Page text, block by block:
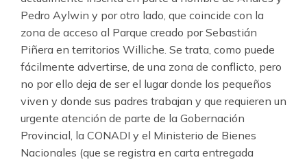
Pedro Aylwin y por otro lado, que coincide con la
zona de acceso al Parque creado por Sebastián
Piñera en territorios Williche. Se trata, como puede
fácilmente advertirse, de una zona de conflicto, pero
no por ello deja de ser el lugar donde los pequeños
viven y donde sus padres trabajan y que requieren un
urgente atención de parte de la Gobernación
Provincial, la CONADI y el Ministerio de Bienes
Nacionales (que se registra en carta entregada